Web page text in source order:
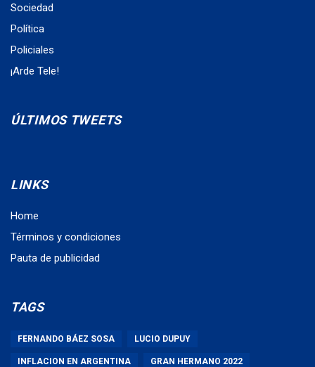
Sociedad
Política
Policiales
¡Arde Tele!
ÚLTIMOS TWEETS
LINKS
Home
Términos y condiciones
Pauta de publicidad
TAGS
FERNANDO BÁEZ SOSA LUCIO DUPUY
INFLACION EN ARGENTINA GRAN HERMANO 2022